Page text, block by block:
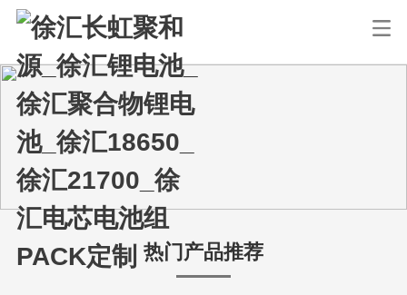
热门产品推荐